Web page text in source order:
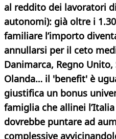
al reddito dei lavoratori
autonomi): già oltre i
familiare l’importo
annullarsi per il ceto
Danimarca, Regno
Olanda… il 'benefit' è
giustifica un bonus
famiglia che allinei
dovrebbe puntare ad
complessive